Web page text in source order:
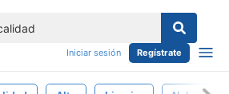
Iniciar sesión Regístrate